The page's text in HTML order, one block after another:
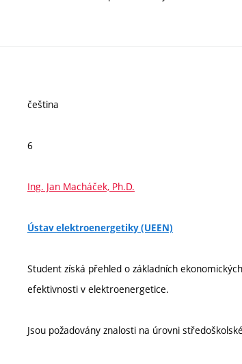
čeština
6
Ing. Jan Macháček, Ph.D.
Ústav elektroenergetiky (UEEN)
Student získá přehled o základních
efektivnosti v elektroenergetice.
Jsou požadovány znalosti na úrovni